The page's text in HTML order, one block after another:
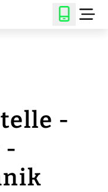
-
-